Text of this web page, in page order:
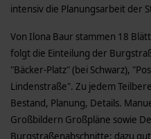
intensiv die Planungsarbeit der
Von Ilona Baur stammen 18
folgt die Einteilung der
"Bäcker-Platz" (bei Schwarz),
Lindenstraße". Zu jedem
Bestand, Planung, Details.
Großbildern Großpläne sowie
Burgstraßenabschnitte; dazu